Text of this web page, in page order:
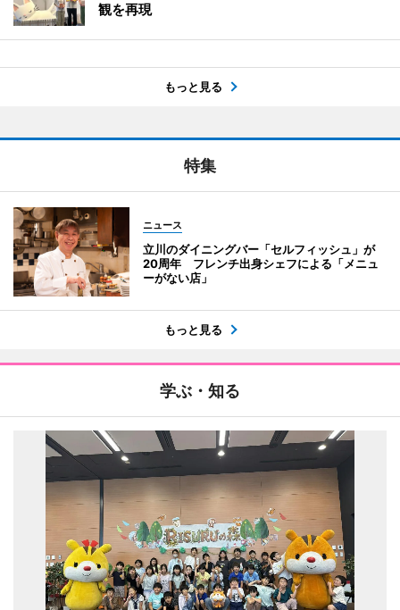
観を再現
もっと見る
特集
ニュース
立川のダイニングバー「セルフィッシュ」が
20周年 フレンチ出身シェフによる「メニュ
ーがない店」
もっと見る
学ぶ・知る